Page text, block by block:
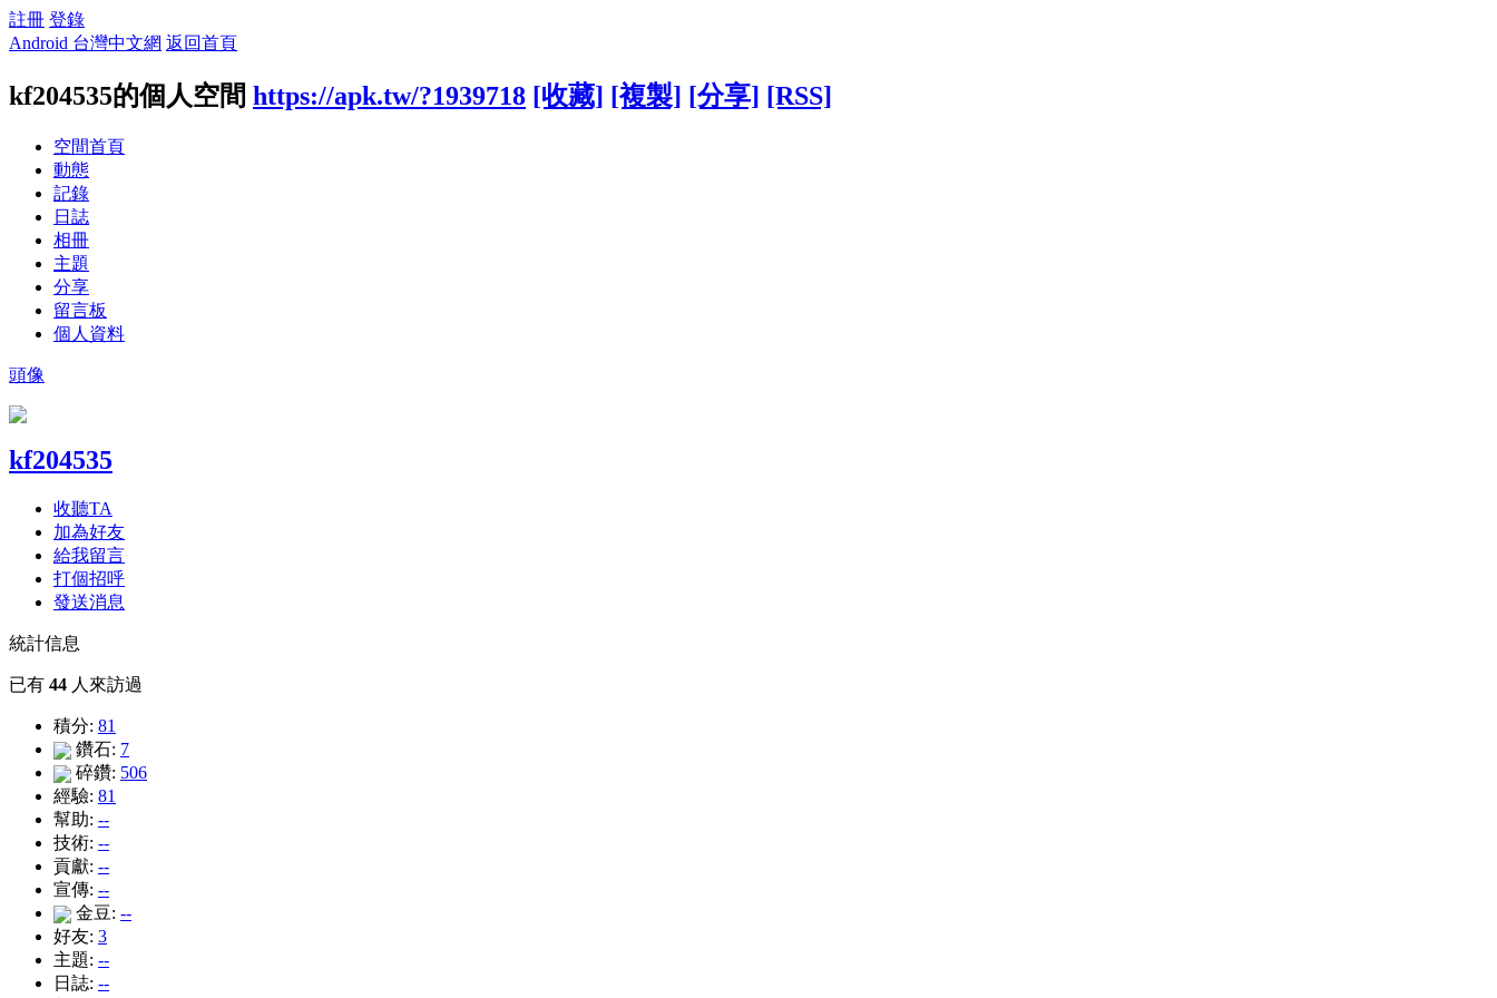
註冊 登錄
Android 台灣中文網 返回首頁
kf204535的個人空間 https://apk.tw/?1939718 [收藏] [複製] [分享] [RSS]
空間首頁
動態
記錄
日誌
相冊
主題
分享
留言板
個人資料
頭像
kf204535
收聽TA
加為好友
給我留言
打個招呼
發送消息
統計信息
已有 44 人來訪過
積分: 81
鑽石: 7
碎鑽: 506
經驗: 81
幫助: --
技術: --
貢獻: --
宣傳: --
金豆: --
好友: 3
主題: --
日誌: --